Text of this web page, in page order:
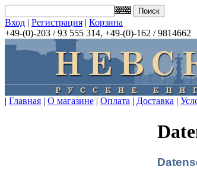
Вход | Регистрация | Корзина
+49-(0)-203 / 93 555 314, +49-(0)-162 / 9814662
| Главная | О магазине | Оплата | Доставка |